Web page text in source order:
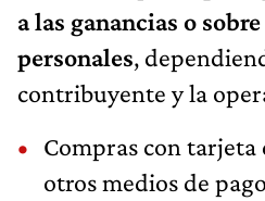
a las ganancias o
personales,
contribuyente y la
Compras con
otros medios de